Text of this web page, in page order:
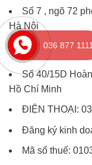
Số 7 , ngõ 72
Hà Nội
Địa chỉ tại Tp.HCM
Số 40/15D
Hồ Chí Minh
ĐIỆN THOẠI:
Đăng ký kinh
Mã số thuế:
036 877 1111